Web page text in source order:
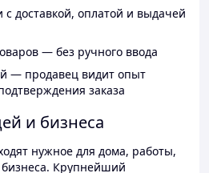
с доставкой, оплатой и выдачей
— без ручного ввода
— продавец видит опыт
заказа
и бизнеса
нужное для дома, работы,
Крупнейший